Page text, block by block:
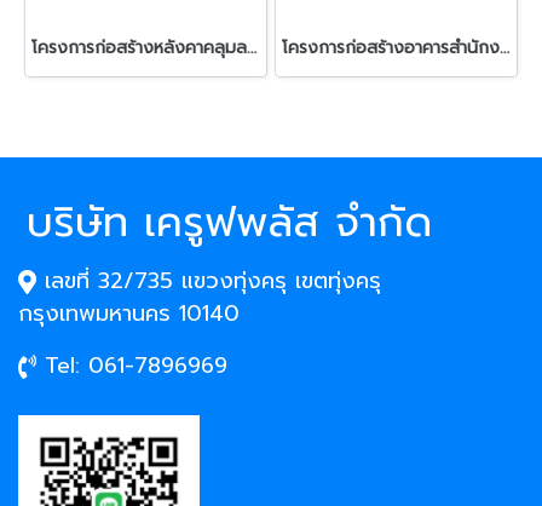
โครงการก่อสร้างหลังคาคลุมลานกีฬา,เวที,รางระบายน้ำและงานก่อสร้างรั้วกันน้ำ ค.ส.ล วิทยาลัยเทคนิคอุทัยธานี โครงการก่อสร้างอาคารสำนักงานเทศบาลตำบลโพนางดำตก สำนักงานเทศบาลโพนางดำตก จังหวัดชัยนาท
บริษัท เครูฟพลัส จำกัด
เลขที่ 32/735 แขวงทุ่งครุ เขตทุ่งครุ
กรุงเทพมหานคร 10140
Tel: 061-7896969